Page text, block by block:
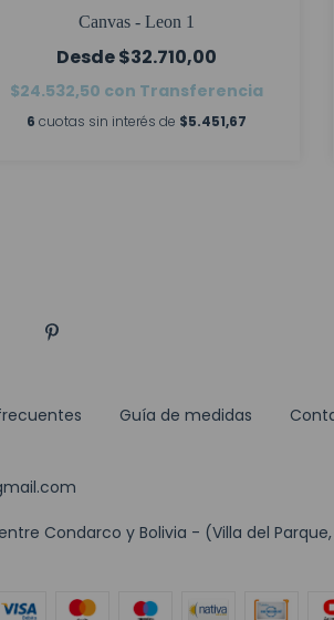
Canvas - Leon 1
$32.710,00
$24.532,50 con Transferencia
6 cuotas sin interés de $5.451,67
Guía de medidas
entre Condarco y Bolivia - (Villa del Parque,